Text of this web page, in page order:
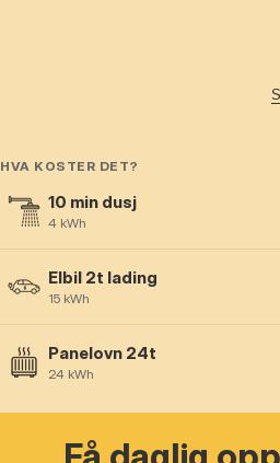
HVA KOSTER DET?
10 min dusj
4 kWh
Elbil 2t lading
15 kWh
Panelovn 24t
24 kWh